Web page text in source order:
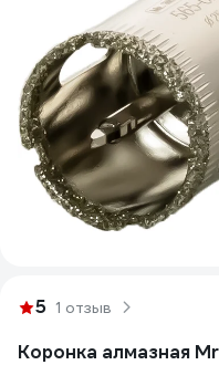
5 1 отзыв
Коронка алмазная